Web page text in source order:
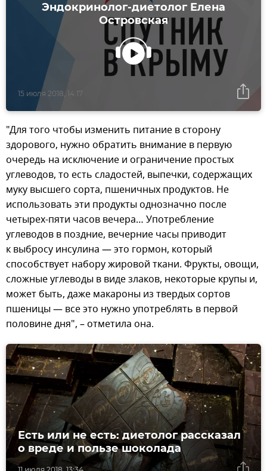
Эндокринолог-диетолог Елена
Островская
15 июля 2018, 14:17
"Для того чтобы изменить питание в сторону
здорового, нужно обратить внимание в первую
очередь на исключение и ограничение простых
углеводов, то есть сладостей, выпечки, содержащих
муку высшего сорта, пшеничных продуктов. Не
использовать эти продукты однозначно после
четырех-пяти часов вечера… Употребление
углеводов в поздние, вечерние часы приводит
к выбросу инсулина — это гормон, который
способствует набору жировой ткани. Фрукты, овощи,
сложные углеводы в виде злаков, некоторые крупы и,
может быть, даже макароны из твердых сортов
пшеницы — все это нужно употреблять в первой
половине дня", – отметила она.
Есть или не есть: диетолог рассказал
о вреде и пользе шоколада